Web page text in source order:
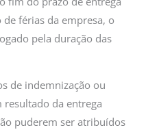
férias da empresa, o
pela duração das
de indemnização ou
da entrega
puderem ser atribuídos